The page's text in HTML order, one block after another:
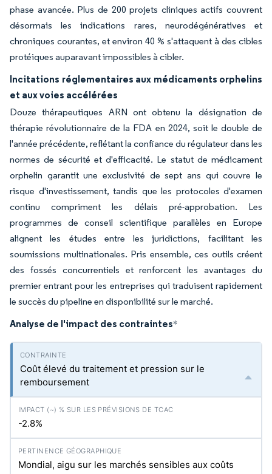
phase avancée. Plus de 200 projets cliniques actifs couvrent
désormais les indications rares, neurodégénératives et
chroniques courantes, et environ 40 % s'attaquent à des cibles
protéiques auparavant impossibles à cibler.
Incitations réglementaires aux médicaments orphelins
et aux voies accélérées
Douze thérapeutiques ARN ont obtenu la désignation de
thérapie révolutionnaire de la FDA en 2024, soit le double de
l'année précédente, reflétant la confiance du régulateur dans les
normes de sécurité et d'efficacité. Le statut de médicament
orphelin garantit une exclusivité de sept ans qui couvre le
risque d'investissement, tandis que les protocoles d'examen
continu compriment les délais pré-approbation. Les
programmes de conseil scientifique parallèles en Europe
alignent les études entre les juridictions, facilitant les
soumissions multinationales. Pris ensemble, ces outils créent
des fossés concurrentiels et renforcent les avantages du
premier entrant pour les entreprises qui traduisent rapidement
le succès du pipeline en disponibilité sur le marché.
Analyse de l'impact des contraintes*
Coût élevé du traitement et pression sur le
remboursement
-2.8%
Mondial, aigu sur les marchés sensibles aux coûts